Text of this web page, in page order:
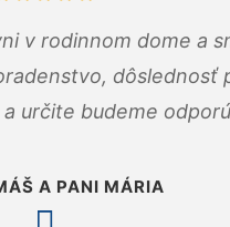
v rodinnom dome a
dôslednosť
určite budeme
A PANI MÁRIA